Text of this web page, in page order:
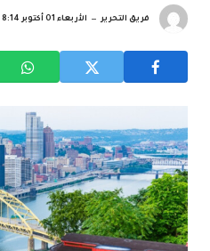
فريق التحرير الأربعاء 01 أكتوبر 8:14 ص